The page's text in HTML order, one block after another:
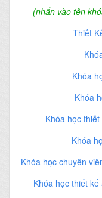
(nhấn vào tên
Thiết
Khóa
Khóa
Khóa học
Khóa
Khóa học chuyên
Khóa học thiết